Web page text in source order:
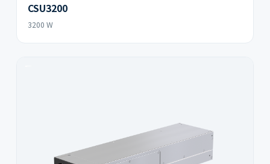
CSU3200
3200 W